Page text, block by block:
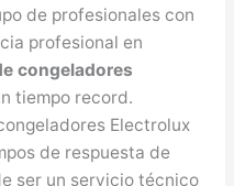
de profesionales con
profesional en
congeladores
tiempo record.
Electrolux
de respuesta de
ser un servicio técnico